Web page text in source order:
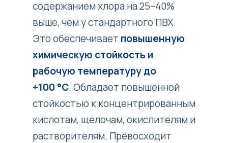
содержанием хлора на 25–40%
выше, чем у стандартного ПВХ.
Это обеспечивает повышенную
химическую стойкость и
рабочую температуру до
+100 °C. Обладает повышенной
стойкостью к концентрированным
кислотам, щелочам, окислителям и
растворителям. Превосходит